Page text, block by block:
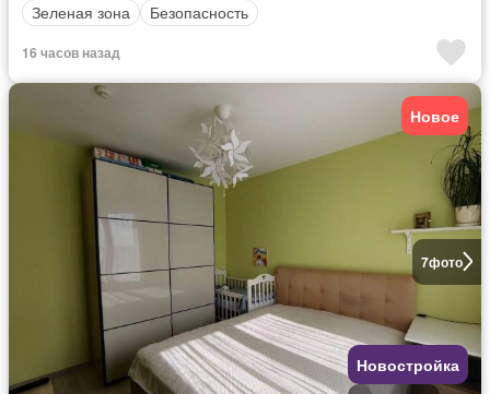
Зеленая зона
Безопасность
16 часов назад
7фото
Новое
Новостройка